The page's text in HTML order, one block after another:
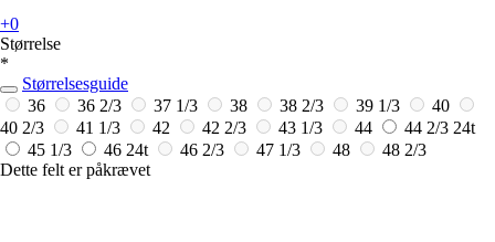
+0
Størrelse
*
Størrelsesguide
36
36 2/3 37 1/3 38 38 2/3 39 1/3
40
40 2/3
41 1/3 42 42 2/3 43 1/3 44 44 2/3 24t
45 1/3
46 24t 46 2/3 47 1/3 48
48 2/3
Dette felt er påkrævet